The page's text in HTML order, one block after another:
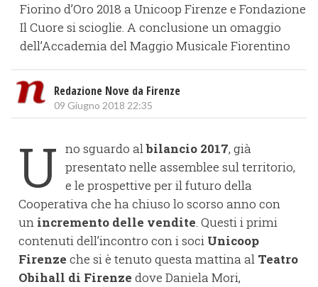
Fiorino d’Oro 2018 a Unicoop Firenze e Fondazione
Il Cuore si scioglie. A conclusione un omaggio
dell’Accademia del Maggio Musicale Fiorentino
Redazione Nove da Firenze
09 Giugno 2018 22:35
U no sguardo albilancio 2017, già
presentato nelle assemblee sul territorio,
e le prospettive per il futuro della
Cooperativa che ha chiuso lo scorso anno con
un incremento delle vendite. Questi i primi
contenuti dell’incontro con i soci Unicoop
Firenze che si è tenuto questa mattina al Teatro
Obihall di Firenze dove Daniela Mori,